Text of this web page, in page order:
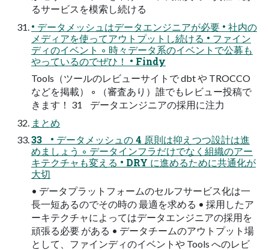
るサービスを模索し続ける
• データメッシュはデータエンジニアが必要 • 社内の
メディアを使ってアウトプットし続ける • ファイン
ディのイベント ◦ 時々データ系のイベントで公募も
やっているのでぜひ！ • Findy
Tools（ツールのレビューサイトで dbt や TROCCO
などを掲載） ◦ （審査あり）誰でもレビュー投稿で
きます！ 31 データエンジニアの採用に注力
まとめ
33 • データメッシュの 4 原則は抑えつつ設計は進
めましょう ◦ データインフラだけでなく組織のアー
キテクチャも変える • DRY に進めるために共通化が
大切
• データプラットフォームのセルフサービス化は一
長一短あるのでその時の 最適を求める • 採用したア
ーキテクチャによってはデータエンジニアの採用を
頑張る必要 がある • データチームのアウトプット場
として、ファインディのイベントや Tools へのレビ